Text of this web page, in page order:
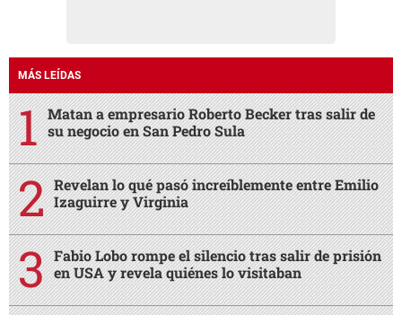
MÁS LEÍDAS
Matan a empresario Roberto Becker tras salir de
su negocio en San Pedro Sula
Revelan lo qué pasó increíblemente entre Emilio
Izaguirre y Virginia
Fabio Lobo rompe el silencio tras salir de prisión
en USA y revela quiénes lo visitaban